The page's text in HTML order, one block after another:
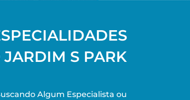
S PARK
Algum Especialista ou